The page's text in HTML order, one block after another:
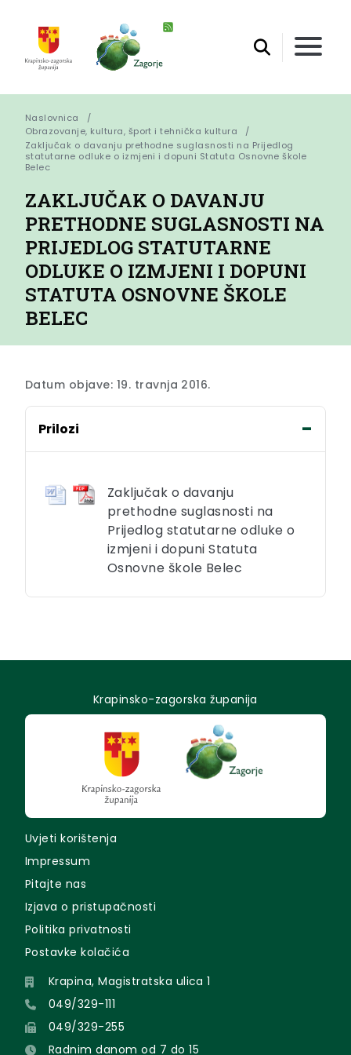
Naslovnica
Obrazovanje, kultura, šport i tehnička kultura
Zaključak o davanju prethodne suglasnosti na Prijedlog
statutarne odluke o izmjeni i dopuni Statuta Osnovne škole
Belec
ZAKLJUČAK O DAVANJU
PRETHODNE SUGLASNOSTI NA
PRIJEDLOG STATUTARNE
ODLUKE O IZMJENI I DOPUNI
STATUTA OSNOVNE ŠKOLE
BELEC
Datum objave: 19. travnja 2016.
Prilozi
Zaključak o davanju
prethodne suglasnosti na
Prijedlog statutarne odluke o
izmjeni i dopuni Statuta
Osnovne škole Belec
Krapinsko-zagorska županija
Uvjeti korištenja
Impressum
Pitajte nas
Izjava o pristupačnosti
Politika privatnosti
Postavke kolačića
Krapina, Magistratska ulica 1
049/329-111
049/329-255
Radnim danom od 7 do 15